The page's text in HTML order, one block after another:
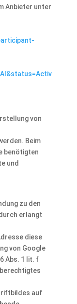
Anbieter unter
von
Beim
benötigten
und
zu den
erlangt
diese
von Google
Abs. 1 lit. f
berechtigtes
auf